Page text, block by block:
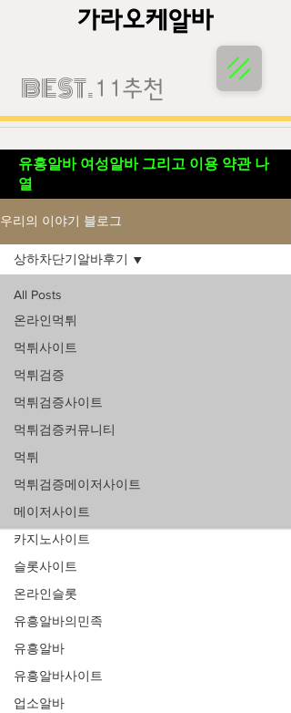
BEST.11추천
가라오케알바
가라오케알바
유흥알바 여성알바 그리고 이용 약관 나
열
우리의 이야기 블로그
All Posts
온라인먹튀
먹튀사이트
먹튀검증
먹튀검증사이트
먹튀검증커뮤니티
먹튀
먹튀검증메이저사이트
메이저사이트
카지노사이트
슬롯사이트
온라인슬롯
유흥알바의민족
유흥알바
유흥알바사이트
업소알바
상하차단기알바후기